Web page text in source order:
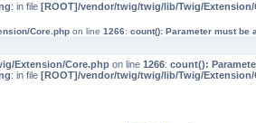
: in file [ROOT]/vendor/twig/twig/lib/Twig/
Core.php on line 1266: count(): Parameter must be
Extension/Core.php on line 1266: count():
: in file [ROOT]/vendor/twig/twig/lib/Twig/